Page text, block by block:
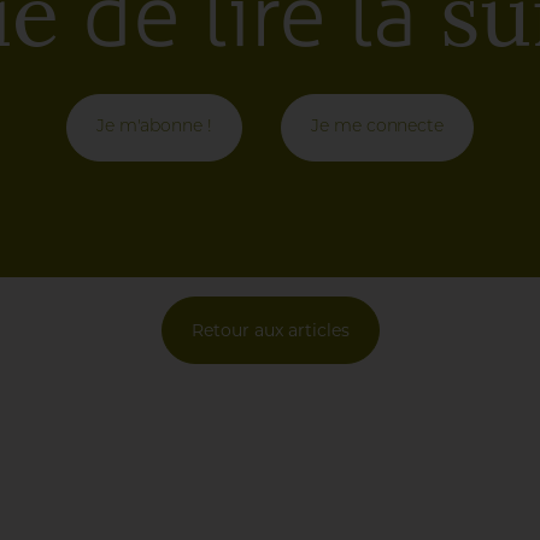
parfois jusqu’à la bordure sans pour
Je m'abonne ! Je me connecte
Retour aux articles